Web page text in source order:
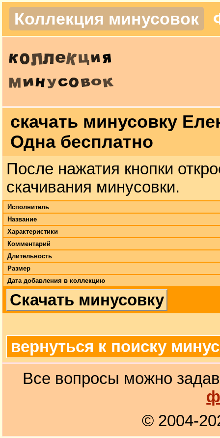
Коллекция минусовок
скачать минусовку
Одна бесплатно
После нажатия кнопки
скачивания минусовки.
Исполнитель
Название
Характеристики
Комментарий
Длительность
Размер
Дата добавления в коллекцию
Скачать минусовку
вернуться к поиску
Все вопросы можно
© 2004-